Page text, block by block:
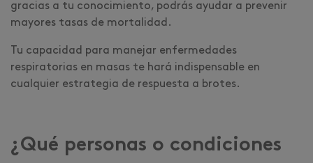
gracias a tu conocimiento, podrás ayudar a prevenir
mayores tasas de mortalidad.
Tu capacidad para manejar enfermedades
respiratorias en masas te hará indispensable en
cualquier estrategia de respuesta a brotes.
¿Qué personas o condiciones